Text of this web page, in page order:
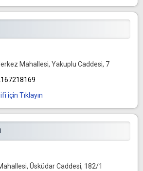
Mahallesi, Yakuplu Caddesi, 7
için Tıklayın
Üsküdar Caddesi, 182/1